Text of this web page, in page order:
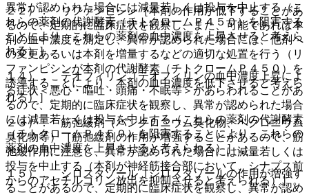
２２）． リファンピシン［本剤の作用が低下することがあ
るので、定期的に臨床症状を観察し、また、可能であれば本
剤の血中濃度を測定し、異常が認められた場合には、他剤へ
の変更あるいは本剤を増量するなどの適切な処置を行う（リ
ファンピシンが本剤の代謝酵素（チトクロームＰ４５０）を
誘導することにより、本剤の血中濃度を低下させると考えら
れる）］。
２３）． 筋弛緩剤（パンクロニウム臭化物、ベクロニウム
臭化物等）［筋弛緩剤の作用が増強することがあるので、筋
弛緩作用に注意し、異常が認められた場合には減量若しくは
投与を中止する（本剤が神経筋接合部において、シナプス前
からのアセチルコリン放出を抑制させると考えられる）］。
異常が認められた場合には減量若しくは投与を中止する（こ
れらの薬剤の代謝酵素（チトクロームＰ４５０）を阻害する
ことにより、これらの薬剤の血中濃度を上昇させると考えら
れる）］。
１４）． テオフィリン［テオフィリンの血中濃度上昇によ
る症状＜悪心・嘔吐・頭痛・不眠等＞があらわれることがあ
るので、定期的に臨床症状を観察し、異常が認められた場合
には減量若しくは投与を中止する（これらの薬剤の代謝酵素
（チトクロームＰ４５０）を阻害することにより、これらの
薬剤の血中濃度を上昇させると考えられる）］。
１５）． シロスタゾール［シロスタゾールの作用が増強す
ることがあるので、定期的に臨床症状を観察し、異常が認め